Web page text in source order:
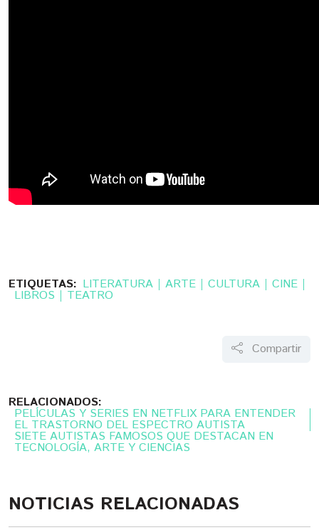
ETIQUETAS: LITERATURA ARTE CULTURA CINE
LIBROS TEATRO
Compartir
RELACIONADOS:
PELÍCULAS Y SERIES EN NETFLIX PARA ENTENDER
EL TRASTORNO DEL ESPECTRO AUTISTA
SIETE AUTISTAS FAMOSOS QUE DESTACAN EN
TECNOLOGÍA, ARTE Y CIENCIAS
NOTICIAS RELACIONADAS